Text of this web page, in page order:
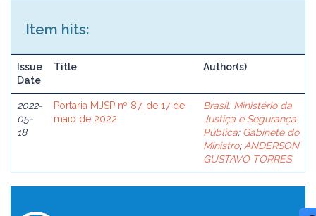
Item hits:
Issue
Date
Title Author(s)
2022-
05-
18
Portaria MJSP nº 87, de 17 de
maio de 2022
Brasil. Ministério da
Justiça e Segurança
Pública; Gabinete do
Ministro; ANDERSON
GUSTAVO TORRES